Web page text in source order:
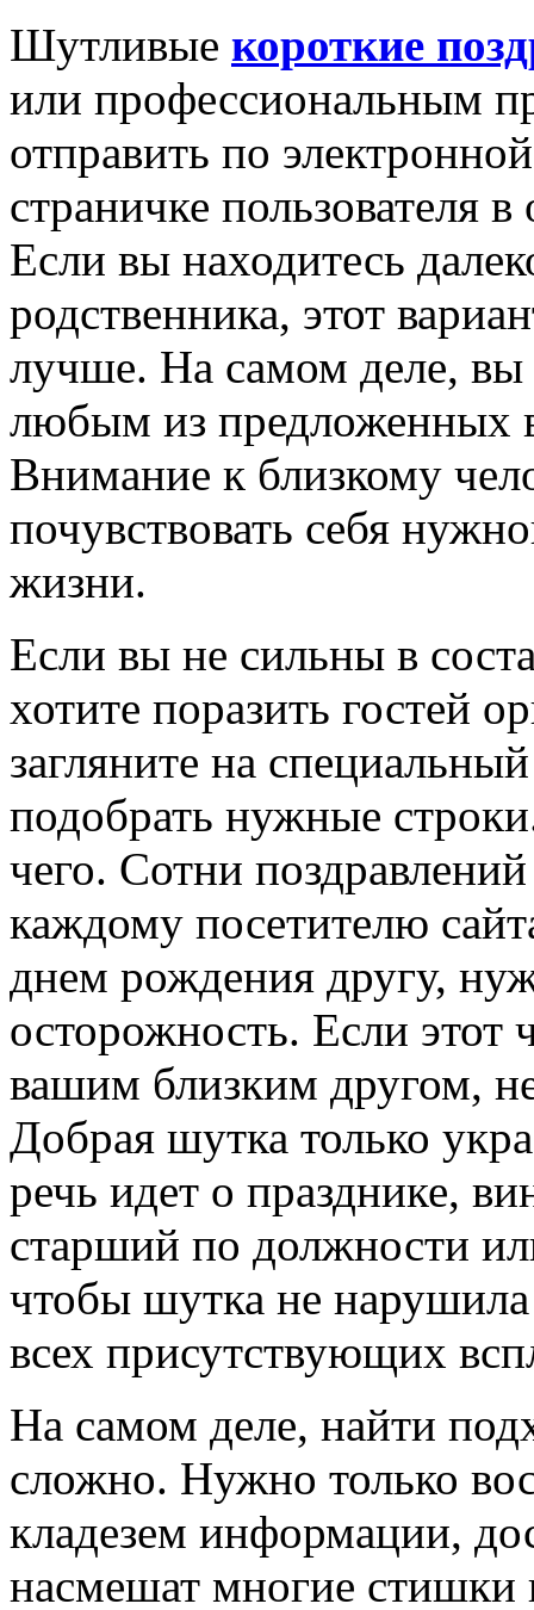
Шутливые короткие
или профессиональным
отправить по
страничке пользователя
Если вы находитесь
родственника, этот
лучше. На самом деле, вы
любым из предложенных
Внимание к близкому
почувствовать себя
жизни.
Если вы не сильны в
хотите поразить гостей
загляните на
подобрать нужные
чего. Сотни
каждому посетителю
днем рождения другу,
осторожность. Если этот
вашим близким другом,
Добрая шутка только
речь идет о празднике,
старший по должности
чтобы шутка не
всех присутствующих
На самом деле, найти
сложно. Нужно только
кладезем информации,
насмешат многие стишки